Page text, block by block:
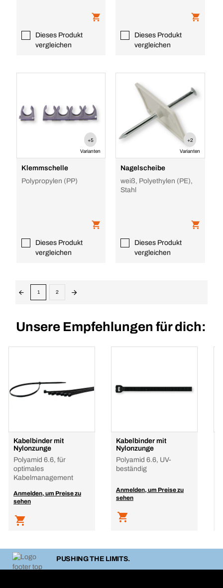
Dieses Produkt
vergleichen
Dieses Produkt
vergleichen
+5
Varianten
Klemmschelle
Polypropylen (PP)
Dieses Produkt
vergleichen
+2
Varianten
Nagelscheibe
weiß, Polyethylen (PE),
Stahl
Dieses Produkt
vergleichen
1 2
Unsere Empfehlungen für dich:
Kabelbinder mit
Nylonzunge
Polyamid 6.6, für
optimales
Kabelmanagement
Anmelden, um Preise zu
sehen
Kabelbinder mit
Nylonzunge
Polyamid 6.6, UV-
beständig
Anmelden, um Preise zu
sehen
PUSHING THE LIMITS.